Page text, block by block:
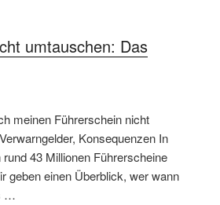
umtauschen: Das
meinen Führerschein nicht
Konsequenzen In
43 Millionen Führerscheine
geben einen Überblick, wer wann
…